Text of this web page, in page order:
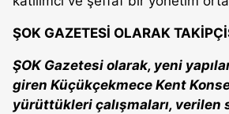
ŞOK GAZETESİ OLARAK
ŞOK Gazetesi olarak, yeni
giren Küçükçekmece Kent
yürüttükleri çalışmaları, verilen